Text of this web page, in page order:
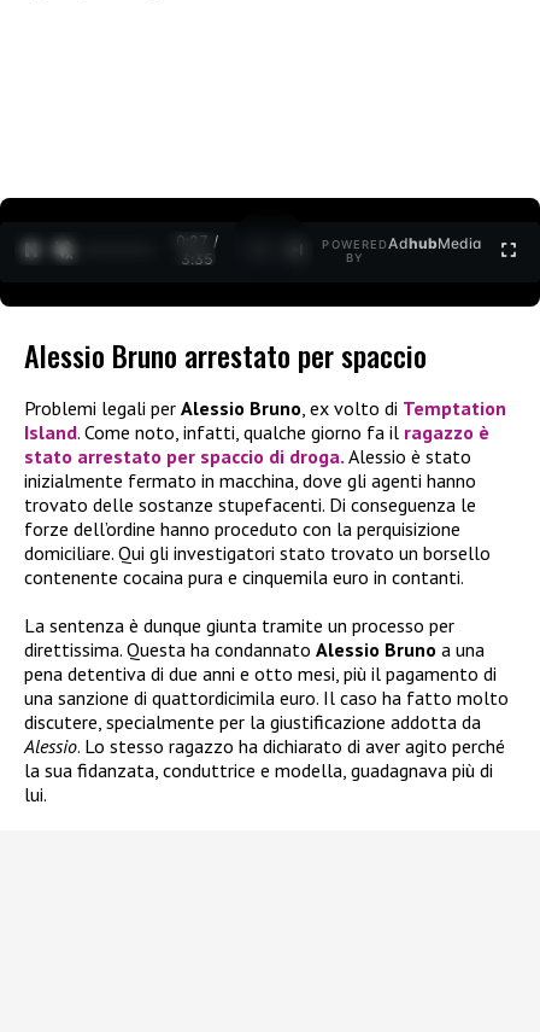
0:27 /
3:35
POWERED
BY
AdhubMedia
Alessio Bruno arrestato per spaccio
Problemi legali per Alessio Bruno, ex volto di Temptation
Island. Come noto, infatti, qualche giorno fa il ragazzo è
stato arrestato per spaccio di droga. Alessio è stato
inizialmente fermato in macchina, dove gli agenti hanno
trovato delle sostanze stupefacenti. Di conseguenza le
forze dell’ordine hanno proceduto con la perquisizione
domiciliare. Qui gli investigatori stato trovato un borsello
contenente cocaina pura e cinquemila euro in contanti.
La sentenza è dunque giunta tramite un processo per
direttissima. Questa ha condannato Alessio Bruno a una
pena detentiva di due anni e otto mesi, più il pagamento di
una sanzione di quattordicimila euro. Il caso ha fatto molto
discutere, specialmente per la giustificazione addotta da
Alessio. Lo stesso ragazzo ha dichiarato di aver agito perché
la sua fidanzata, conduttrice e modella, guadagnava più di
lui.